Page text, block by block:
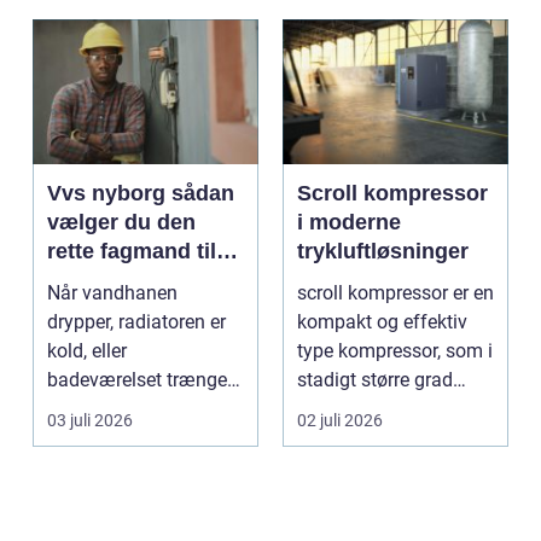
Vvs nyborg sådan
vælger du den
rette fagmand til
opgaven
Når vandhanen
drypper, radiatoren er
kold, eller
badeværelset trænger
til en gennemgribende
renoveri...
03 juli 2026
Scroll kompressor
i moderne
trykluftløsninger
scroll kompressor er en
kompakt og effektiv
type kompressor, som i
stadigt større grad
vælges til an...
02 juli 2026